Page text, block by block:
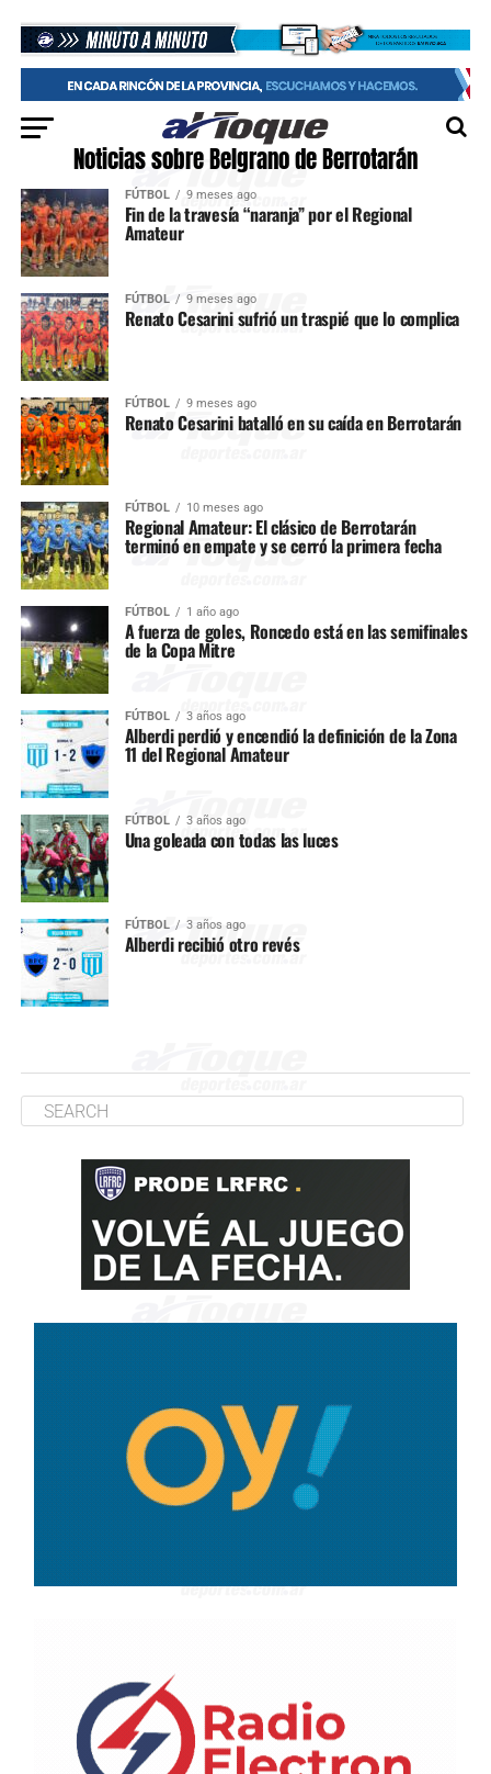
Noticias sobre Belgrano de Berrotarán
FÚTBOL 9 meses ago
Fin de la travesía “naranja” por el Regional
Amateur
FÚTBOL 9 meses ago
Renato Cesarini sufrió un traspié que lo complica
FÚTBOL 9 meses ago
Renato Cesarini batalló en su caída en Berrotarán
FÚTBOL 10 meses ago
Regional Amateur: El clásico de Berrotarán
terminó en empate y se cerró la primera fecha
FÚTBOL 1 año ago
A fuerza de goles, Roncedo está en las semifinales
de la Copa Mitre
FÚTBOL 3 años ago
Alberdi perdió y encendió la definición de la Zona
11 del Regional Amateur
FÚTBOL 3 años ago
Una goleada con todas las luces
FÚTBOL 3 años ago
Alberdi recibió otro revés